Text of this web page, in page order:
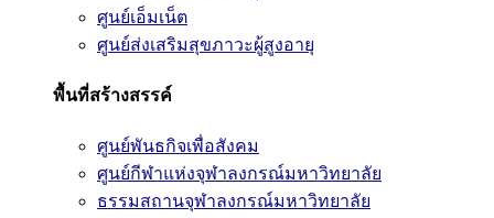
ศูนย์เอ็มเน็ต
ศูนย์ส่งเสริมสุขภาวะผู้สูงอายุ
พื้นที่สร้างสรรค์
ศูนย์พันธกิจเพื่อสังคม
ศูนย์กีฬาแห่งจุฬาลงกรณ์มหาวิทยาลัย
ธรรมสถานจุฬาลงกรณ์มหาวิทยาลัย